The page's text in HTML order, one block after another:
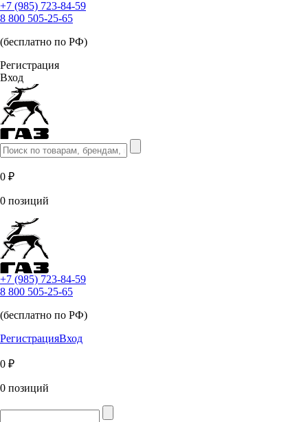
+7 (985) 723-84-59
8 800 505-25-65
(бесплатно по РФ)
Регистрация
Вход
0 ₽
0 позиций
+7 (985) 723-84-59
8 800 505-25-65
(бесплатно по РФ)
РегистрацияВход
0 ₽
0 позиций